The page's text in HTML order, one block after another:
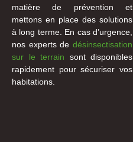
matière de prévention et
mettons en place des solutions
à long terme. En cas d’urgence,
nos experts de désinsectisation
sur le terrain sont disponibles
rapidement pour sécuriser vos
habitations.